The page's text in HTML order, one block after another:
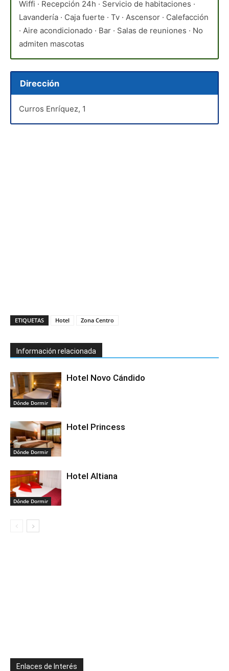
Wiffi · Recepción 24h · Servicio de habitaciones ·
Lavandería · Caja fuerte · Tv · Ascensor · Calefacción
· Aire acondicionado · Bar · Salas de reuniones · No
admiten mascotas
Dirección
Curros Enríquez, 1
ETIQUETAS Hotel Zona Centro
Información relacionada
Dónde Dormir
Hotel Novo Cándido
Dónde Dormir
Hotel Princess
Dónde Dormir
Hotel Altiana
Enlaces de Interés